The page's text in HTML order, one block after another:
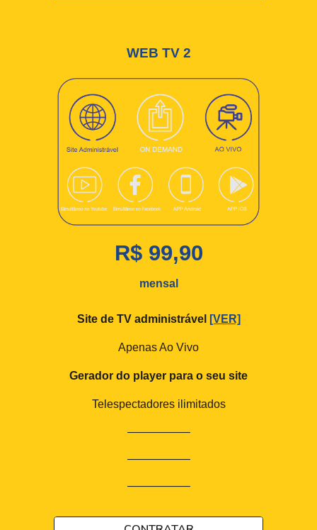
WEB TV2
R$ 99,90
mensal
Site de TV administrável [VER]
Apenas Ao Vivo
Gerador do player para o seu site
Telespectadores ilimitados
—————–
—————–
—————–